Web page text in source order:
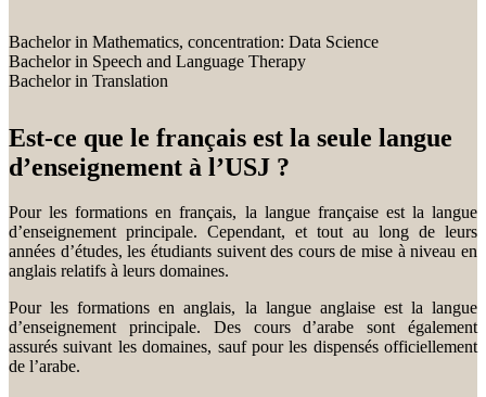
Bachelor in Mathematics, concentration: Data Science
Bachelor in Speech and Language Therapy
Bachelor in Translation
Est-ce que le français est la seule langue
d’enseignement à l’USJ ?
Pour les formations en français, la langue française est la langue
d’enseignement principale. Cependant, et tout au long de leurs
années d’études, les étudiants suivent des cours de mise à niveau en
anglais relatifs à leurs domaines.
Pour les formations en anglais, la langue anglaise est la langue
d’enseignement principale. Des cours d’arabe sont également
assurés suivant les domaines, sauf pour les dispensés officiellement
de l’arabe.